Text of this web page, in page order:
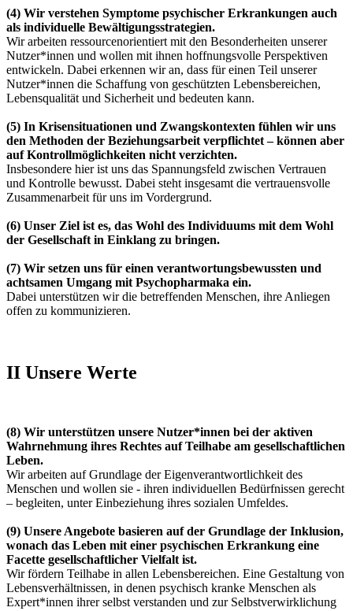
(4) Wir verstehen Symptome psychischer Erkrankungen auch
als individuelle Bewältigungsstrategien.
Wir arbeiten ressourcenorientiert mit den Besonderheiten unserer
Nutzer*innen und wollen mit ihnen hoffnungsvolle Perspektiven
entwickeln. Dabei erkennen wir an, dass für einen Teil unserer
Nutzer*innen die Schaffung von geschützten Lebensbereichen,
Lebensqualität und Sicherheit und bedeuten kann.
(5) In Krisensituationen und Zwangskontexten fühlen wir uns
den Methoden der Beziehungsarbeit verpflichtet – können aber
auf Kontrollmöglichkeiten nicht verzichten.
Insbesondere hier ist uns das Spannungsfeld zwischen Vertrauen
und Kontrolle bewusst. Dabei steht insgesamt die vertrauensvolle
Zusammenarbeit für uns im Vordergrund.
(6) Unser Ziel ist es, das Wohl des Individuums mit dem Wohl
der Gesellschaft in Einklang zu bringen.
(7) Wir setzen uns für einen verantwortungsbewussten und
achtsamen Umgang mit Psychopharmaka ein.
Dabei unterstützen wir die betreffenden Menschen, ihre Anliegen
offen zu kommunizieren.
II Unsere Werte
(8) Wir unterstützen unsere Nutzer*innen bei der aktiven
Wahrnehmung ihres Rechtes auf Teilhabe am gesellschaftlichen
Leben.
Wir arbeiten auf Grundlage der Eigenverantwortlichkeit des
Menschen und wollen sie - ihren individuellen Bedürfnissen gerecht
– begleiten, unter Einbeziehung ihres sozialen Umfeldes.
(9) Unsere Angebote basieren auf der Grundlage der Inklusion,
wonach das Leben mit einer psychischen Erkrankung eine
Facette gesellschaftlicher Vielfalt ist.
Wir fördern Teilhabe in allen Lebensbereichen. Eine Gestaltung von
Lebensverhältnissen, in denen psychisch kranke Menschen als
Expert*innen ihrer selbst verstanden und zur Selbstverwirklichung